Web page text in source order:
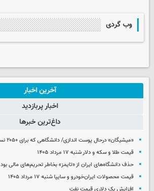
وب گردی
آخرین اخبار
اخبار پربازدید
داغ‌ترین خبرها
«میشیگان» درحال پوست اندازی/ دانشگاهی که برای ۲۰۵۰ نسخه می‌پیچد
قیمت طلا و سکه و دلار شنبه ۱۷ مرداد ۱۴۰۵
حذف دانشگاه‌های ایران از «تایمز» بخاطر تحریم‌های مالی بود
قیمت محصولات ایران‌خودرو و سایپا شنبه ۱۷ مرداد ۱۴۰۵
افزایش یک دلاری قیمت نفت